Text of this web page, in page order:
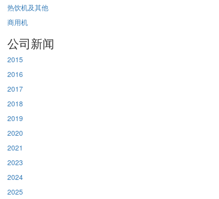
热饮机及其他
商用机
公司新闻
2015
2016
2017
2018
2019
2020
2021
2023
2024
2025